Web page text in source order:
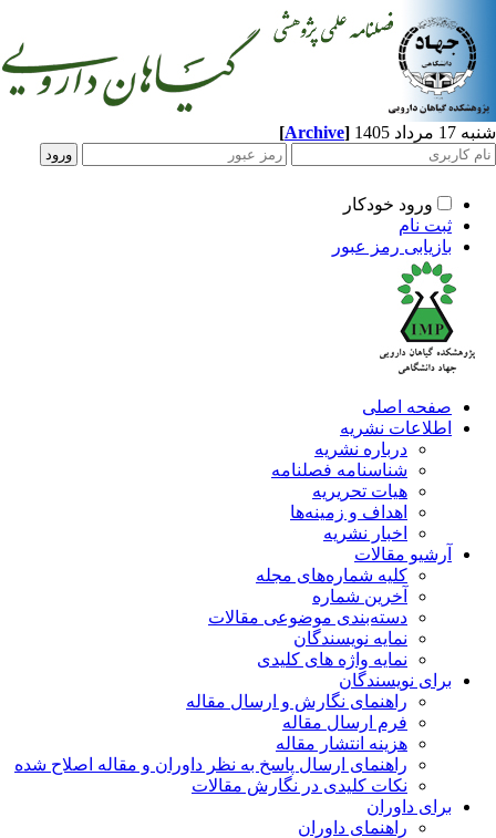
1405
[Archive]
ورود خودکار
ثبت نام
بازیابی رمز عبور
صفحه اصلی
اطلاعات نشریه
درباره نشریه
شناسنامه فصلنامه
هیات تحریریه
اهداف و زمینه‌ها
اخبار نشریه
آرشیو مقالات
کلیه شماره‌های مجله
آخرین شماره
دسته‌بندی موضوعی مقالات
نمایه نویسندگان
نمایه واژه های کلیدی
برای نویسندگان
راهنمای نگارش و ارسال مقاله
فرم ارسال مقاله
هزینه انتشار مقاله
راهنمای ارسال پاسخ به نظر داوران و مقاله اصلاح شده
نکات کلیدی در نگارش مقالات
برای داوران
راهنمای داوران